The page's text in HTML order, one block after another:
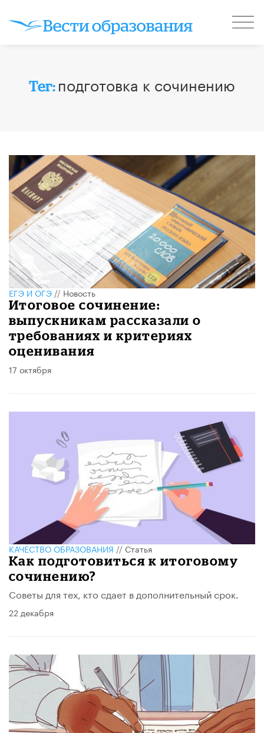
Тег: подготовка к сочинению
ЕГЭ И ОГЭ // Новость
Итоговое сочинение:
выпускникам рассказали о
требованиях и критериях
оценивания
17 октября
КАЧЕСТВО ОБРАЗОВАНИЯ//Статья
Как подготовиться к итоговому
сочинению?
Советы для тех, кто сдает в дополнительный срок.
22 декабря